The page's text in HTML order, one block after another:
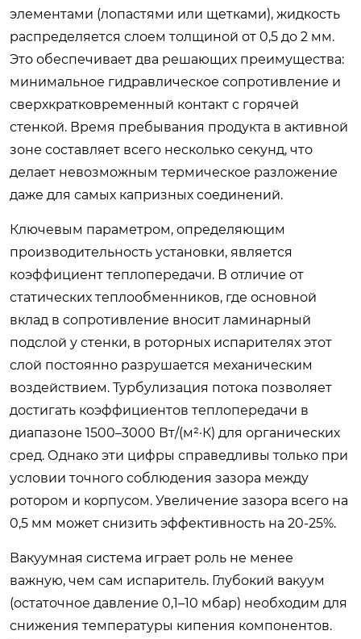
элементами (лопастями или щетками), жидкость
распределяется слоем толщиной от 0,5 до 2 мм.
Это обеспечивает два решающих преимущества:
минимальное гидравлическое сопротивление и
сверхкратковременный контакт с горячей
стенкой. Время пребывания продукта в активной
зоне составляет всего несколько секунд, что
делает невозможным термическое разложение
даже для самых капризных соединений.
Ключевым параметром, определяющим
производительность установки, является
коэффициент теплопередачи. В отличие от
статических теплообменников, где основной
вклад в сопротивление вносит ламинарный
подслой у стенки, в роторных испарителях этот
слой постоянно разрушается механическим
воздействием. Турбулизация потока позволяет
достигать коэффициентов теплопередачи в
диапазоне 1500–3000 Вт/(м²·К) для органических
сред. Однако эти цифры справедливы только при
условии точного соблюдения зазора между
ротором и корпусом. Увеличение зазора всего на
0,5 мм может снизить эффективность на 20-25%.
Вакуумная система играет роль не менее
важную, чем сам испаритель. Глубокий вакуум
(остаточное давление 0,1–10 мбар) необходим для
снижения температуры кипения компонентов.